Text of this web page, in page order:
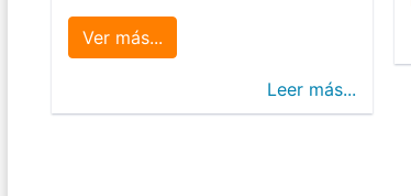
Ver más...
Leer más...